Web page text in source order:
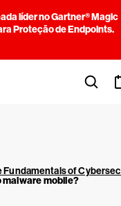
líder no Gartner® Magic
Proteção de Endpoints.
Fundamentals of
malware mobile?